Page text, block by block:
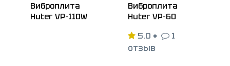
Виброплита
Huter VP-110W
Виброплита
Huter VP-60
5.0 •
1
отзыв